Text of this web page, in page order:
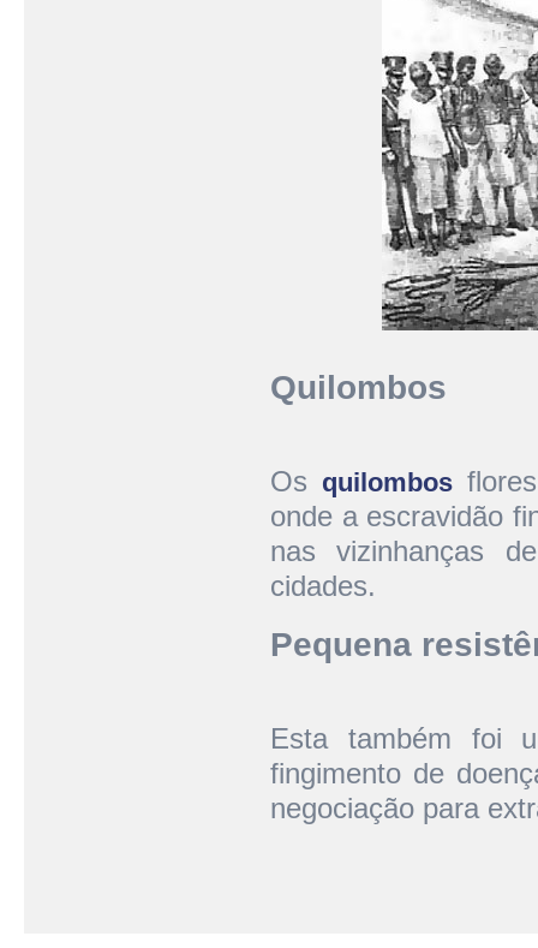
Quilombos
Os quilombos
onde a escravidão
nas vizinhanças
cidades.
Pequena
Esta também foi
fingimento de
negociação para